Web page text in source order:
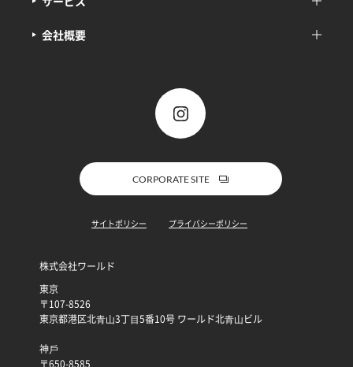
会社概要
CORPORATE SITE
サイトポリシー プライバシーポリシー
株式会社ワールド
東京
〒107-8526
東京都港区北⻘⼭3丁⽬5番10号 ワールド北⻘⼭ビル
神⼾